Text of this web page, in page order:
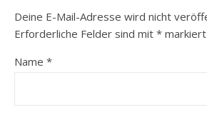
Deine E-Mail-Adresse wird nicht
Erforderliche Felder sind mit * markiert
Name *